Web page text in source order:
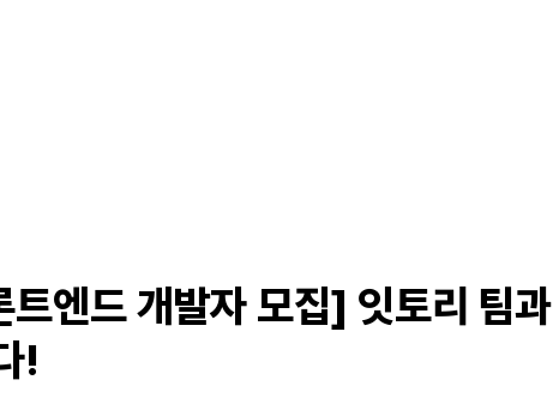
엔드 개발자 모집] 잇토리 팀과
!